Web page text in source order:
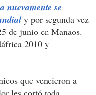
nuevamente se
y por segunda vez
de junio en Manaos.
2010 y
que vencieron a
les cortó toda